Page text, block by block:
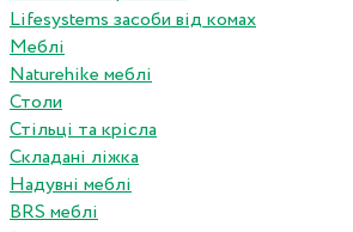
Lifesystems засоби від комах
Меблі
Naturehike меблі
Столи
Стільці та крісла
Складані ліжка
Надувні меблі
BRS меблі